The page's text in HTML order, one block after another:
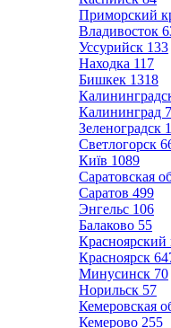
Приморский
Владивосток
Уссурийск 133
Находка 117
Бишкек 1318
Калининград
Зеленоградск
Светлогорск
Київ 1089
Саратовская
Саратов 499
Энгельс 106
Балаково 55
Красноярский
Красноярск
Минусинск 70
Норильск 57
Кемеровская
Кемерово 255